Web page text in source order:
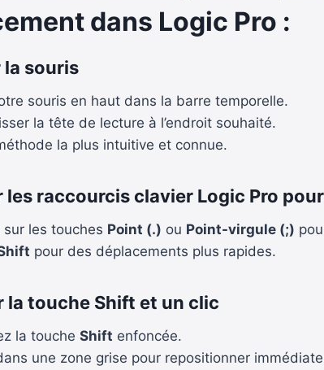
dans Logic Pro :
la souris
souris en haut dans la barre temporelle.
la tête de lecture à l’endroit souhaité.
la plus intuitive et connue.
les raccourcis clavier Logic Pro
sur les touches Point (.) ou Point-virgule (;)
pour des déplacements plus rapides.
la touche Shift et un clic
la touche Shift enfoncée.
une zone grise pour repositionner